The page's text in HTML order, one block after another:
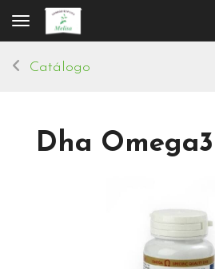
Toggle navigation
Catálogo
Dha